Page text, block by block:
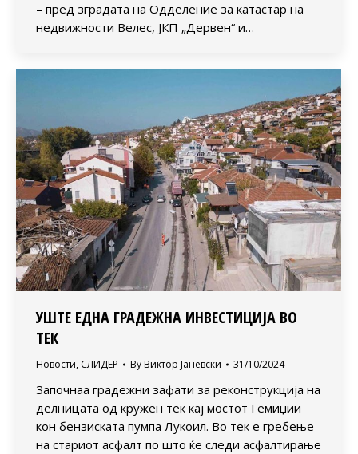
– пред зградата на Одделение за катастар на
недвижности Велес, ЈКП „Дервен“ и…
УШТЕ ЕДНА ГРАДЕЖНА ИНВЕСТИЦИЈА ВО
ТЕК
Новости, СЛИДЕР By Виктор Јаневски 31/10/2024
Започнаа градежни зафати за реконструкција на
делницата од кружен тек кај мостот Гемиџии
кон бензиската пумпа Лукоил. Во тек е гребење
на стариот асфалт по што ќе следи асфалтирање